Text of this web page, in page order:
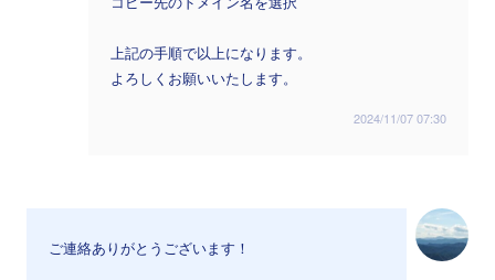
上記の手順で以上になります。
よろしくお願いいたします。
2024/11/07 07:30
ご連絡ありがとうございます！